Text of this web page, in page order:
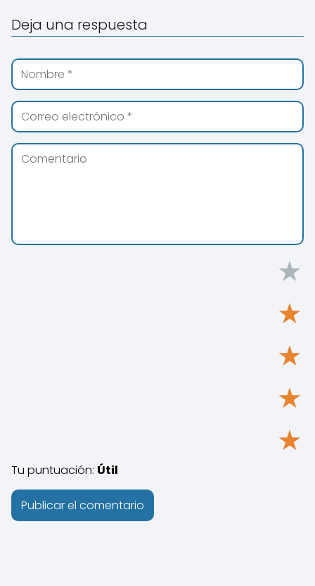
Deja una respuesta
★
★
★
★
★
Tu puntuación: Útil